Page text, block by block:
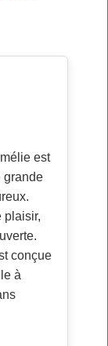
est
grande
plaisir,
conçue
à